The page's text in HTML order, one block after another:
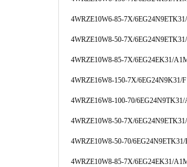
4WRZE10W6-85-7X/
4WRZE10W8-50-7X/
4WRZE10W8-85-7X/6EG24EK31/
4WRZE16W8-150-7X/6EG24N9K31/
4WRZE16W8-100-70/
4WRZE10W8-50-7X/
4WRZE10W8-50-70/
4WRZE10W8-85-7X/6EG24EK31/